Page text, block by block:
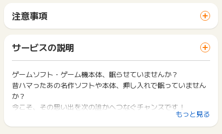
‐ブラウザやデバイスをまたいだ場合
‐本人確認が取れない場合
‐すでに会員登録している場合（リピート申込不可）
【お問い合わせ必要情報】
・氏名
・申込日時
・メールアドレス
・電話番号
・ケースコード（お申込み番号）
ポイントタウンのサポート
までお問い合わせください。ポイントについて、広告主に直接
サイトに移動してからお申し込みやお買い物が完了するまでの
間に、同じブラウザ（※）で他のサイトに移動した場合はポイン
ト獲得ができません。
「 申込をしてポイントGET 」ボタンを押した時とサービス・
お買い物利用時で、デバイス・ブラウザが異なる場合はポイン
ト獲得ができません。
2回以上同じお買い物・サービスをご利用される場合は、毎回
ポイントタウンに戻り、「 申込をしてポイントGET 」ボタン
を押してからご利用ください。
下記の事項に該当する場合、広告主側で対象外とみなし、「獲
注意事項
一部のサービスにつきましては、1商品につき10円単位の金額
は切り捨てとなります。
ポイント獲得が1ポイント未満のものは切り捨てとなり、ポイ
ント履歴には記載されません。
原則として広告主側のポイント等を利用して支払われた金額分
につきましては、ポイントタウンのポイント獲得の対象には含
まれません。
広告主が運営しているサービスの都合もしくは会員様の都合で
商品の交換や一部でもキャンセルされた場合、ポイントが無効
になる可能性もございます。
サービスの説明
ゲームソフト・ゲーム機本体、眠らせていませんか？
昔ハマったあの名作ソフトや本体、押し入れで眠っていません
か？
今こそ、その思い出を次の誰かへつなぐチャンスです！
◆「ふるいち」「古本市場」ではゲームソフトの宅配買取を実
もっと見る